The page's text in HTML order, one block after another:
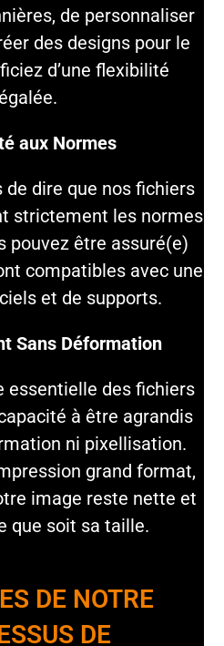
de personnaliser
des designs pour le
d’une flexibilité
aux Normes
dire que nos fichiers
strictement les normes
pouvez être assuré(e)
compatibles avec une
et de supports.
Sans Déformation
essentielle des fichiers
à être agrandis
ni pixellisation.
grand format,
image reste nette et
que soit sa taille.
DE NOTRE
DE